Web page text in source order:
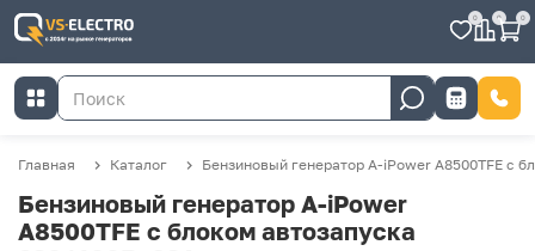
0 0 0
Главная Каталог Бензиновый генератор A-iPower A8500TFE с
Бензиновый генератор A-iPower
A8500TFE с блоком автозапуска